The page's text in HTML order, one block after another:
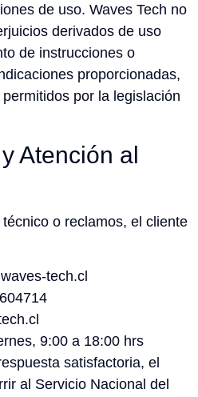
de uso. Waves Tech no
derivados de uso
de instrucciones o
proporcionadas,
por la legislación
Atención al
o reclamos, el cliente
tech.cl
9:00 a 18:00 hrs
satisfactoria, el
al Servicio Nacional del